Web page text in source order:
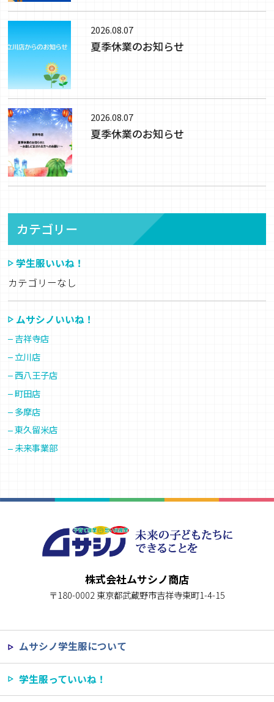
2026.08.07
夏季休業のお知らせ
2026.08.07
夏季休業のお知らせ
カテゴリー
学生服いいね！
カテゴリーなし
ムサシノいいね！
吉祥寺店
立川店
西八王子店
町田店
多摩店
東久留米店
未来事業部
株式会社ムサシノ商店
〒180-0002 東京都武蔵野市吉祥寺東町1-4-15
ムサシノ学生服について
学生服っていいね！